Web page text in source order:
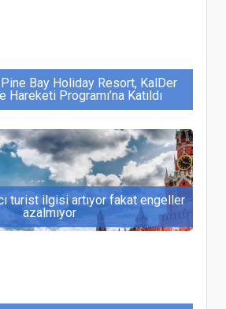
Bay Holiday Resort, KalDer
Hareketi Programı’na Katıldı
turist ilgisi artıyor fakat engeller
azalmıyor